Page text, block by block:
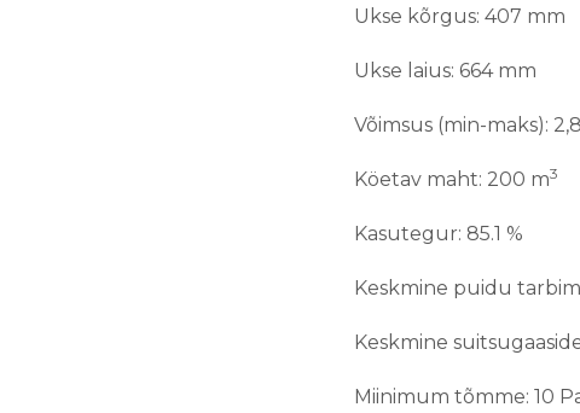
Ukse kõrgus: 407 mm
Ukse laius: 664 mm
Võimsus (min-maks):
Köetav maht: 200 m3
Kasutegur: 85.1 %
Keskmine puidu
Keskmine
Miinimum tõmme: 10